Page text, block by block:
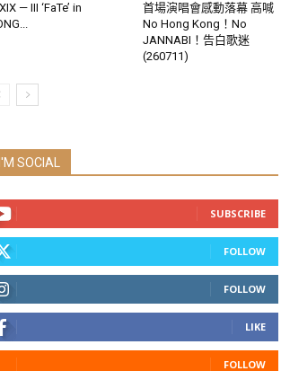
— III ‘FaTe’ in
首場演唱會感動落幕 高喊
No Hong Kong！No
JANNABI！告白歌迷
(260711)
I'M SOCIAL
SUBSCRIBE
FOLLOW
FOLLOW
LIKE
FOLLOW